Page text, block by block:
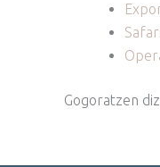
Gogoratzen